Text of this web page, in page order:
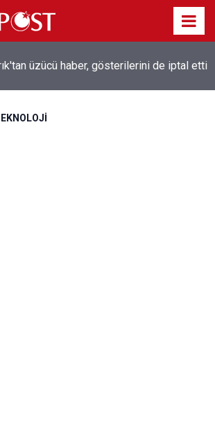
efsanesi Mısırlı yıldız Mohamed Salah
ile anlaştı! Yarın geliyor